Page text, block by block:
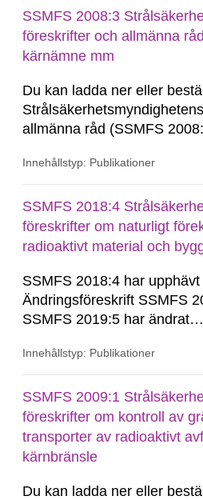
SSMFS 2008:3
föreskrifter och allmänna
kärnämne mm
Du kan ladda ner eller
allmänna råd (SSMFS
här föreskriften får du den
är en version av
har förts...
Innehållstyp: Publikationer
SSMFS 2018:4
föreskrifter om naturligt
radioaktivt material och
SSMFS 2018:4 har
Ändringsföreskrift SSMFS
SSMFS 2019:5 har ändrat
2018:4.
Innehållstyp: Publikationer
SSMFS 2009:1
föreskrifter om kontroll av
transporter av radioaktivt
kärnbränsle
Du kan ladda ner eller